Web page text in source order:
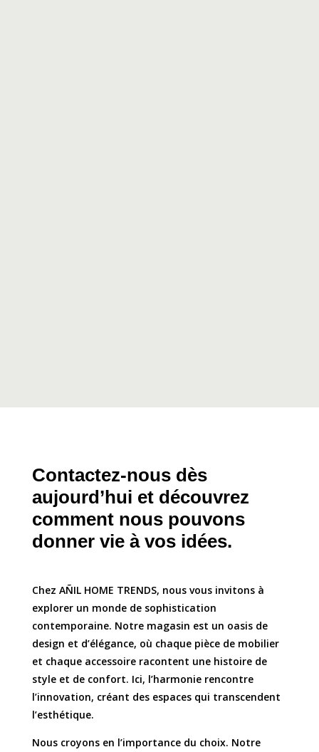
Contactez-nous dès
aujourd’hui et découvrez
comment nous pouvons
donner vie à vos idées.
Chez AÑIL HOME TRENDS, nous vous invitons à
explorer un monde de sophistication
contemporaine. Notre magasin est un oasis de
design et d’élégance, où chaque pièce de mobilier
et chaque accessoire racontent une histoire de
style et de confort. Ici, l’harmonie rencontre
l’innovation, créant des espaces qui transcendent
l’esthétique.
Nous croyons en l’importance du choix. Notre